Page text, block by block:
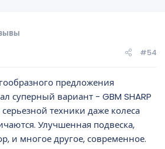
#54
предложения
суперный вариант - GBM SHARP
серьезной техники даже колеса
Улучшенная подвеска,
и многое другое, современное.